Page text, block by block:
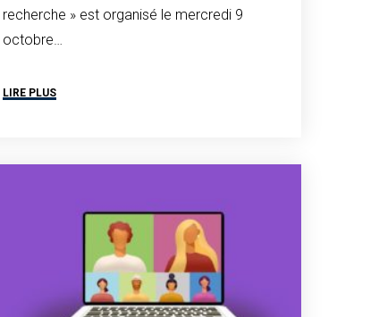
recherche » est organisé le mercredi 9
octobre…
LIRE PLUS